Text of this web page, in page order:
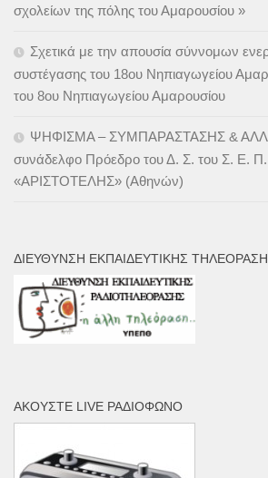
σχολείων της πόλης του Αμαρουσίου »
Σχετικά με την απουσία σύννομων
συστέγασης του 18ου Νηπιαγωγείου
του 8ου Νηπιαγωγείου Αμαρουσίου
ΨΗΦΙΣΜΑ – ΣΥΜΠΑΡΑΣΤΑΣΗΣ &
συνάδελφο Πρόεδρο του Δ. Σ. του Σ. Ε.
«ΑΡΙΣΤΟΤΕΛΗΣ» (Αθηνών)
ΔΙΕΎΘΥΝΣΗ ΕΚΠΑΙΔΕΥΤΙΚΉΣ
ΑΚΟΎΣΤΕ LIVE ΡΑΔΙΌΦΩΝΟ